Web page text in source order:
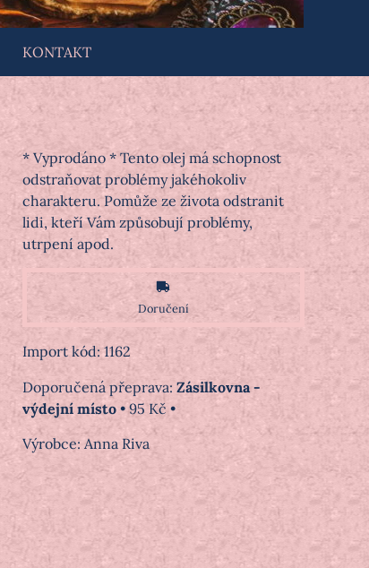
KONTAKT
* Vyprodáno * Tento olej má schopnost
odstraňovat problémy jakéhokoliv
charakteru. Pomůže ze života odstranit
lidi, kteří Vám způsobují problémy,
utrpení apod.
Doručení
Import kód: 1162
Zásilkovna -
výdejní místo •95 Kč •
Výrobce: Anna Riva